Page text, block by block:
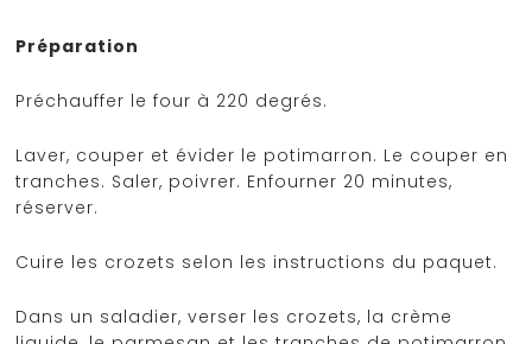
Préparation
Préchauffer le four à 220 degrés.
Laver, couper et évider le potimarron. Le couper en
tranches. Saler, poivrer. Enfourner 20 minutes,
réserver.
Cuire les crozets selon les instructions du paquet.
Dans un saladier, verser les crozets, la crème